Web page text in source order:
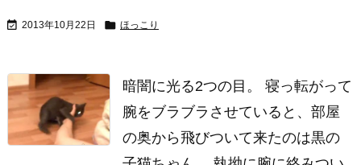
 2013年10月22日  ほっこり
暗闇に光る2つの目。 寝っ転がって
腕をブラブラさせていると、部屋
の奥から飛びついて来たのは黒の